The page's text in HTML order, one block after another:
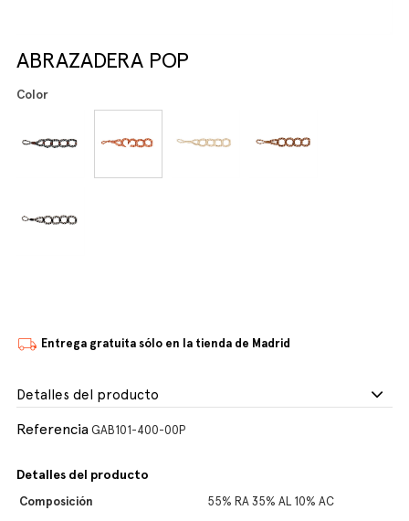
ABRAZADERA POP
Color
Entrega gratuita sólo en la tienda de Madrid
Detalles del producto
Referencia GAB101-400-00P
Detalles del producto
Composición
55% RA 35% AL 10% AC